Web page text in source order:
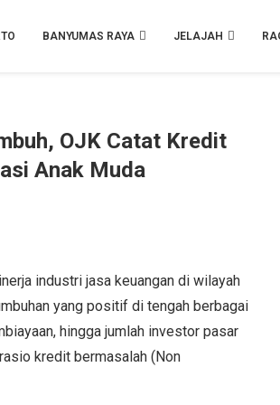
BANYUMAS RAYA JELAJAH
OJK Catat Kredit
Anak Muda
industri jasa keuangan di wilayah
yang positif di tengah berbagai
hingga jumlah investor pasar
kredit bermasalah (Non